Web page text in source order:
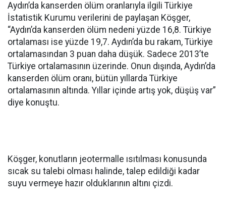
Aydın’da kanserden ölüm oranlarıyla ilgili Türkiye
İstatistik Kurumu verilerini de paylaşan Köşger,
“Aydın’da kanserden ölüm nedeni yüzde 16,8. Türkiye
ortalaması ise yüzde 19,7. Aydın’da bu rakam, Türkiye
ortalamasından 3 puan daha düşük. Sadece 2013’te
Türkiye ortalamasının üzerinde. Onun dışında, Aydın’da
kanserden ölüm oranı, bütün yıllarda Türkiye
ortalamasının altında. Yıllar içinde artış yok, düşüş var”
diye konuştu.
Köşger, konutların jeotermalle ısıtılması konusunda
sıcak su talebi olması halinde, talep edildiği kadar
suyu vermeye hazır olduklarının altını çizdi.